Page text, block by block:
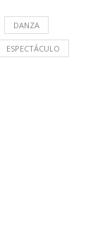
DANZA
ESPECTÁCULO